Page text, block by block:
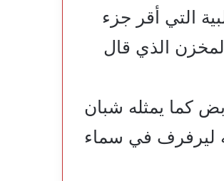
التي أقر جزء
الذي قال
كما يمثله شبان
ليرفرف في سماء